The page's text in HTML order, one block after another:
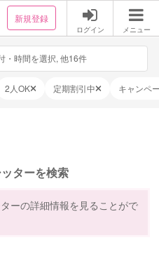
新規登録
ログイン メニュー
・時間を選択, 他16件
2人OK 定期割引中 キャンペ
ターを検索
ーの詳細情報を見ることがで